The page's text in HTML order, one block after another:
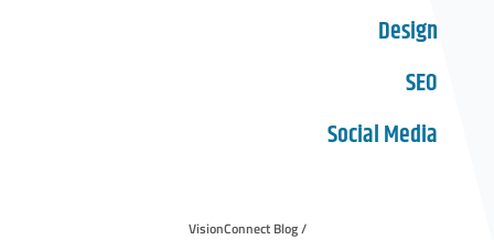
Design
SEO
Social Media
VisionConnect Blog /